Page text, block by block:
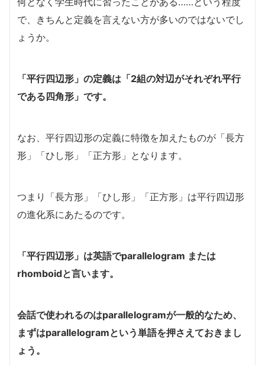
で、きちんと定義を言えない方が多いのではないでし
ょうか。
「平行四辺形」の定義は「2組の対辺がそれぞれ平行
である四角形」です。
なお、平行四辺形の定義に特徴を加えたものが「長方
形」「ひし形」「正方形」となります。
つまり「長方形」「ひし形」「正方形」は平行四辺形
の進化系にあたるのです。
「平行四辺形」は英語でparallelogram または
rhomboidと言います。
会話で使われるのはparallelogramが一般的なため、
まずはparallelogramという単語を押さえておきまし
ょう。